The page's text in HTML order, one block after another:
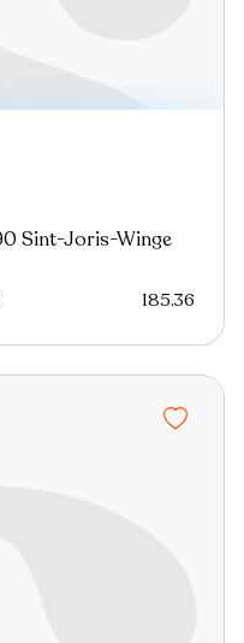
Sint-Joris-Winge
185.36